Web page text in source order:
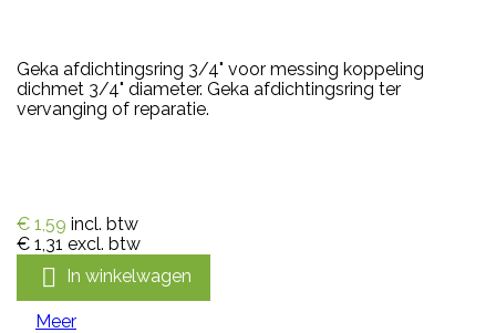
Geka afdichtingsring 3/4" voor messing koppeling
dichmet 3/4" diameter. Geka afdichtingsring ter
vervanging of reparatie.
€ 1,59 incl. btw
€ 1,31 excl. btw
 In winkelwagen
Meer